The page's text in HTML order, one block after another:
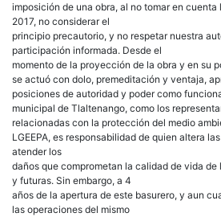
imposición de una obra, al no tomar en
2017, no considerar el
principio precautorio, y no respetar nuestra
participación informada. Desde el
momento de la proyección de la obra y en su
se actuó con dolo, premeditación y ventaja,
posiciones de autoridad y poder como
municipal de Tlaltenango, como los
relacionadas con la protección del medio
LGEEPA, es responsabilidad de quien altera
atender los
daños que comprometan la calidad de vida
y futuras. Sin embargo, a 4
años de la apertura de este basurero, y aun
las operaciones del mismo